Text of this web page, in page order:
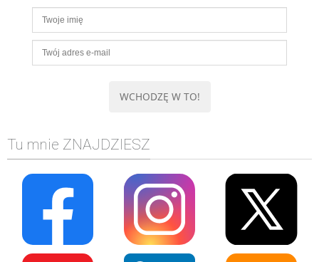
Android
KONTROLA WERSJI
SQL
TESTOWANIE
SIECI
WYDARZENIA
BIZNES
PO GODZINACH
KONTAKT
Tu mnie ZNAJDZIESZ